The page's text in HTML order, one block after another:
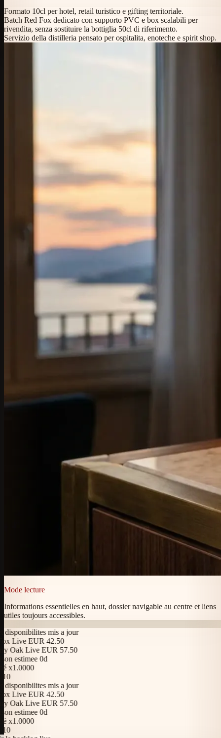
Formato 10cl per hotel, retail turistico e gifting territoriale.
Batch Red Fox dedicato con supporto PVC e box scalabili per
rivendita, senza sostituire la bottiglia 50cl di riferimento.
Servizio della distilleria pensato per ospitalita, enoteche e spirit shop.
Mode lecture
Informations essentielles en haut, dossier navigable au centre et liens
utiles toujours accessibles.
mis a jour
Live EUR 42.50
Oak Live EUR 57.50
estimee 0d
x1.0000
mis a jour
Live EUR 42.50
Oak Live EUR 57.50
estimee 0d
x1.0000